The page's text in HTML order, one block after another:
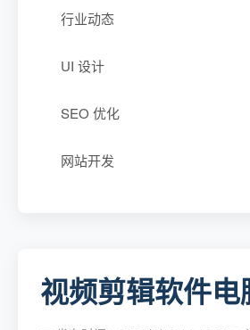
行业动态
UI 设计
SEO 优化
网站开发
视频剪辑软件